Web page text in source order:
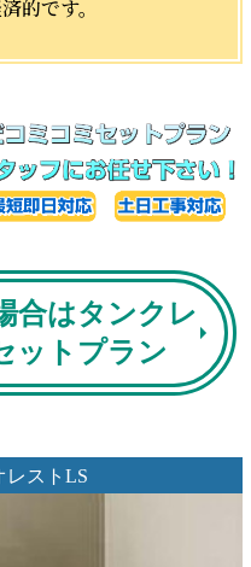
的です。
合はタンクレ
ットプラン
ストLS